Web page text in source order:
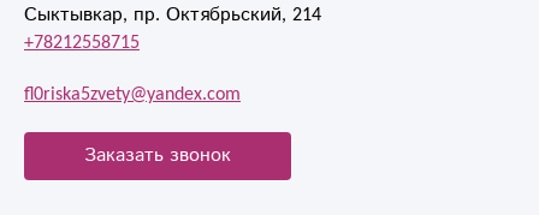
Сыктывкар, пр. Октябрьский, 214
+78212558715
fl0riska5zvety@yandex.com
Заказать звонок